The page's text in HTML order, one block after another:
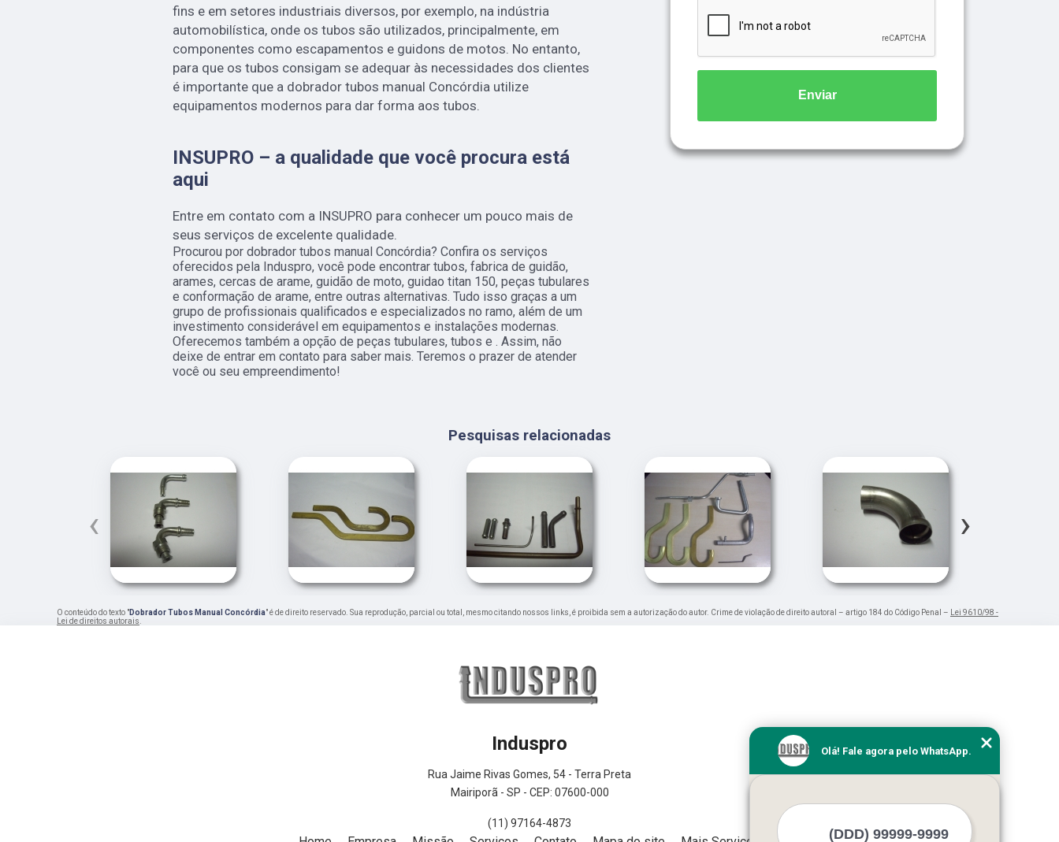
fins e em setores industriais diversos, por exemplo, na indústria
automobilística, onde os tubos são utilizados, principalmente, em
componentes como escapamentos e guidons de motos. No entanto,
para que os tubos consigam se adequar às necessidades dos clientes
é importante que a dobrador tubos manual Concórdia utilize
equipamentos modernos para dar forma aos tubos.
INSUPRO – a qualidade que você procura está
aqui
Entre em contato com a INSUPRO para conhecer um pouco mais de
seus serviços de excelente qualidade.
Procurou por dobrador tubos manual Concórdia? Confira os serviços
oferecidos pela Induspro, você pode encontrar tubos, fabrica de guidão,
arames, cercas de arame, guidão de moto, guidao titan 150, peças tubulares
e conformação de arame, entre outras alternativas. Tudo isso graças a um
grupo de profissionais qualificados e especializados no ramo, além de um
investimento considerável em equipamentos e instalações modernas.
Oferecemos também a opção de peças tubulares, tubos e . Assim, não
deixe de entrar em contato para saber mais. Teremos o prazer de atender
você ou seu empreendimento!
Enviar
Pesquisas relacionadas
‹ ›
O conteúdo do texto "Dobrador Tubos Manual Concórdia" é de direito reservado. Sua reprodução, parcial ou total, mesmo citando nossos links, é proibida sem a autorização do autor. Crime de violação de direito autoral – artigo 184 do Código Penal – Lei 9610/98 -
Lei de direitos autorais.
Induspro
Rua Jaime Rivas Gomes, 54 - Terra Preta
Mairiporã - SP - CEP: 07600-000
(11) 97164-4873
Olá! Fale agora pelo WhatsApp.